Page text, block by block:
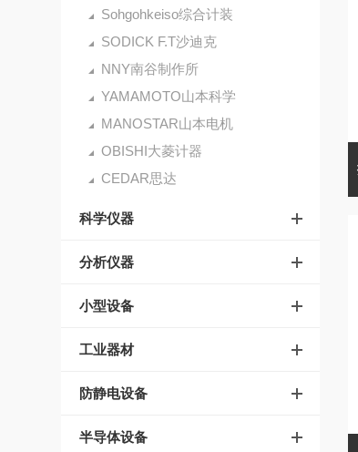
Sohgohkeiso综合计装
SODICK F.T沙迪克
NNY南谷制作所
YAMAMOTO山本科学
MANOSTAR山本电机
OBISHI大菱计器
CEDAR思达
科学仪器
分析仪器
小型设备
工业器材
防静电设备
半导体设备